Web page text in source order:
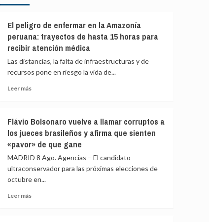
en
Girona
expedientado
deja
el
renuncia
cargos
El peligro de enfermar en la Amazonía
peruana: trayectos de hasta 15 horas para
recibir atención médica
Las distancias, la falta de infraestructuras y de
recursos pone en riesgo la vida de...
Leer másLeer
peligro
de
enfermar
la
Amazonía
peruana:
de
Flávio Bolsonaro vuelve a llamar corruptos a
los jueces brasileños y afirma que sienten
«pavor» de que gane
MADRID 8 Ago. Agencias – El candidato
ultraconservador para las próximas elecciones de
octubre en...
Leer másLeer